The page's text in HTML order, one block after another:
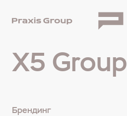
X5 Group
Брендинг